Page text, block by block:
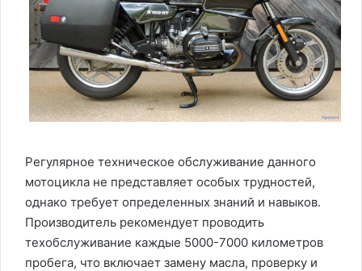
Регулярное техническое обслуживание данного
мотоцикла не представляет особых трудностей,
однако требует определенных знаний и навыков.
Производитель рекомендует проводить
техобслуживание каждые 5000-7000 километров
пробега, что включает замену масла, проверку и